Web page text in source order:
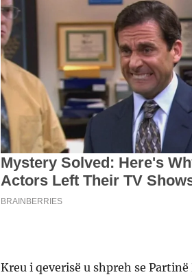
Kreu i qeverisë u shpreh se